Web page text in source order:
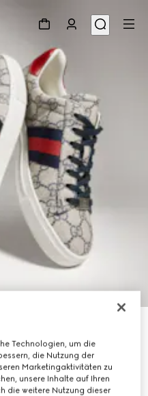
Technologien, um die
die Nutzung der
Marketingaktivitäten zu
unsere Inhalte auf Ihren
die weitere Nutzung dieser